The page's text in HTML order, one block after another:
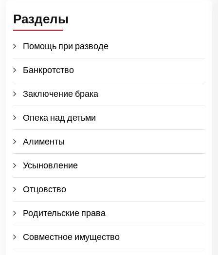
Разделы
Помощь при разводе
Банкротство
Заключение брака
Опека над детьми
Алименты
Усыновление
Отцовство
Родительские права
Совместное имущество